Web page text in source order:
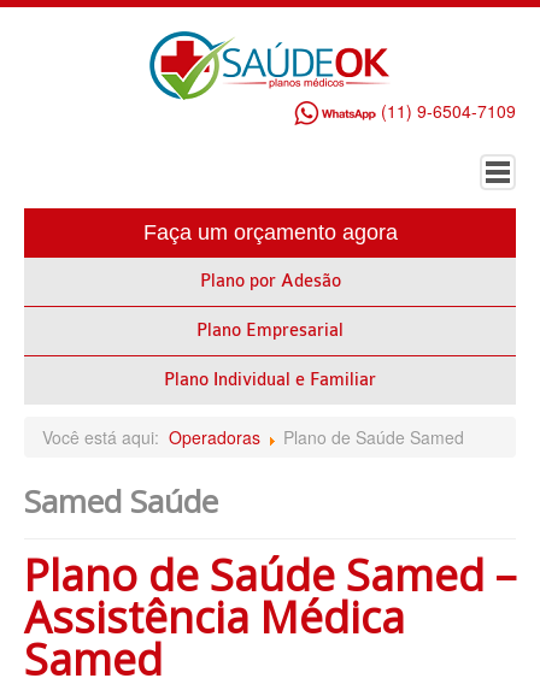
(11) 9-6504-7109
PLANO DE SAÚDE EMPRESARIAL
ALLIANZ PLANO DE SAÚDE EMPRESARIAL
AMEPLAN PLANO DE SAÚDE EMPRESARIAL
BIOVIDA PLANO DE SAÚDE EMPRESARIAL
BLUE MED PLANO DE SAÚDE EMPRESARIAL
BRADESCO PLANO DE SAÚDE EMPRESARIAL
CAIXA PLANO DE SAÚDE EMPRESARIAL
Faça um orçamento agora
Plano por Adesão
Plano Empresarial
Plano Individual e Familiar
Você está aqui: Operadoras Plano de Saúde Samed
Samed Saúde
Plano de Saúde Samed –
Assistência Médica
Samed